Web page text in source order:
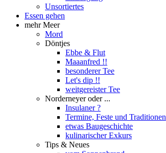
Unsortiertes
Essen gehen
mehr Meer
Mord
Döntjes
Ebbe & Flut
Maaanfred !!
besonderer Tee
Let's dip !!
weitgereister Tee
Norderneyer oder ...
Insulaner ?
Termine, Feste und Traditionen
etwas Baugeschichte
kulinarischer Exkurs
Tips & Neues